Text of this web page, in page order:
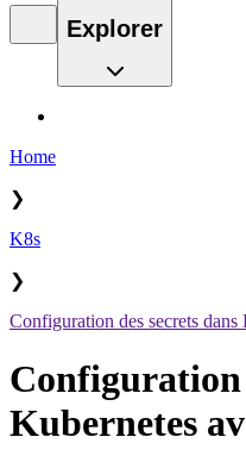
Explorer
Home
❯
K8s
❯
Configuration des secrets dans
Configuration
Kubernetes